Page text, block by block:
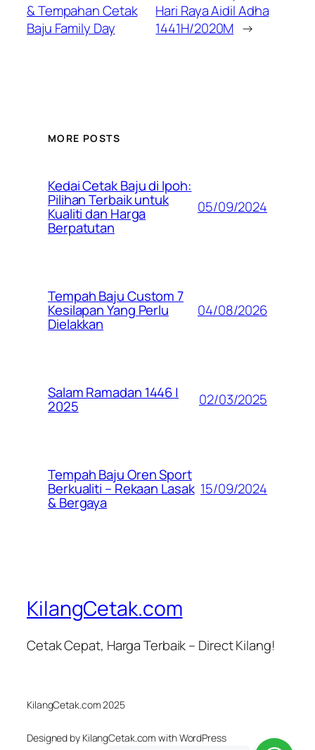
& Tempahan Cetak
Baju Family Day
Hari Raya Aidil Adha
1441H/2020M →
MORE POSTS
Kedai Cetak Baju di Ipoh:
Pilihan Terbaik untuk
Kualiti dan Harga
Berpatutan
05/09/2024
Tempah Baju Custom 7
Kesilapan Yang Perlu
Dielakkan
04/08/2026
Salam Ramadan 1446 |
2025 02/03/2025
Tempah Baju Oren Sport
Berkualiti – Rekaan Lasak
& Bergaya
15/09/2024
KilangCetak.com
Cetak Cepat, Harga Terbaik – Direct Kilang!
KilangCetak.com 2025
Designed by KilangCetak.com with WordPress